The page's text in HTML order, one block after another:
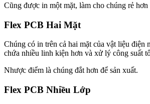
Cũng được in một mặt, làm cho chúng rẻ hơn
Flex PCB Hai Mặt
Chúng có in trên cả hai mặt của vật liệu điện
chứa nhiều linh kiện hơn và xử lý công suất
Nhược điểm là chúng đắt hơn để sản xuất.
Flex PCB Nhiều Lớp